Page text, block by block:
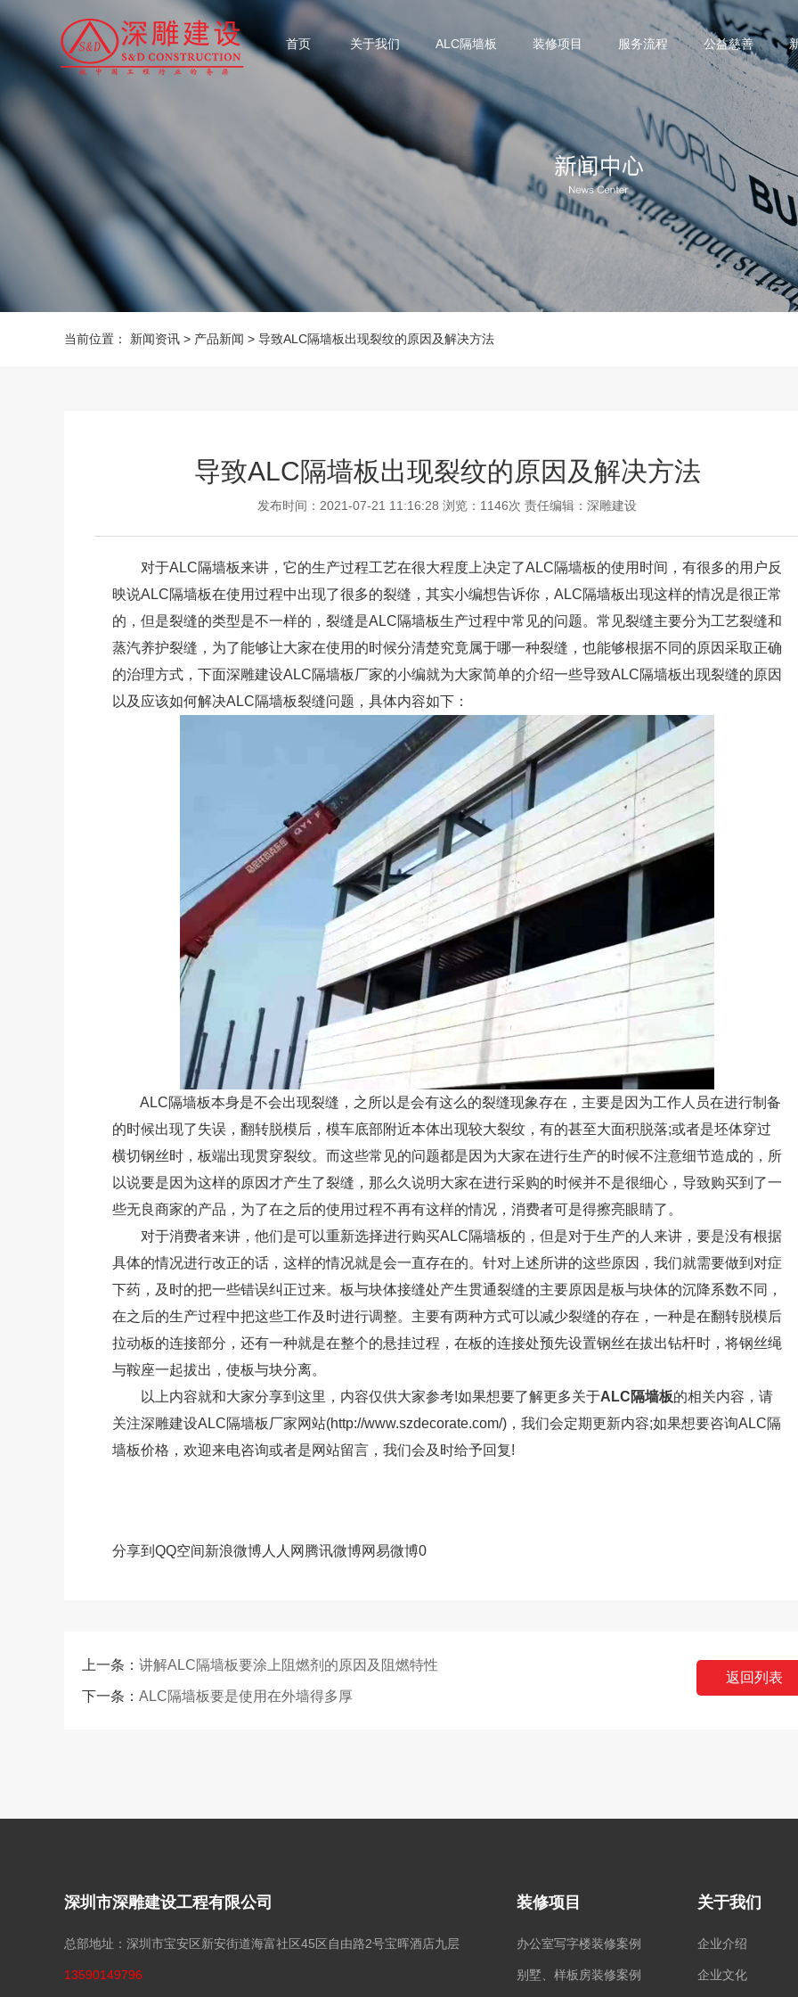
首页 关于我们 ALC隔墙板 装修项目 服务流程 公益慈善
当前位置： 新闻资讯 > 产品新闻 > 导致ALC隔墙板出现裂纹的原因及解决方法
导致ALC隔墙板出现裂纹的原因及解决方法
发布时间：2021-07-21 11:16:28 浏览：1146次 责任编辑： 深雕建设
对于ALC隔墙板来讲，它的生产过程工艺在很大程度上决定了ALC隔墙板的使用时间，有很多的用户反
映说ALC隔墙板在使用过程中出现了很多的裂缝，其实小编想告诉你，ALC隔墙板出现这样的情况是很正常
的，但是裂缝的类型是不一样的，裂缝是ALC隔墙板生产过程中常见的问题。常见裂缝主要分为工艺裂缝和
蒸汽养护裂缝，为了能够让大家在使用的时候分清楚究竟属于哪一种裂缝，也能够根据不同的原因采取正确
的治理方式，下面深雕建设ALC隔墙板厂家的小编就为大家简单的介绍一些导致ALC隔墙板出现裂缝的原因
以及应该如何解决ALC隔墙板裂缝问题，具体内容如下：
ALC隔墙板本身是不会出现裂缝，之所以是会有这么的裂缝现象存在，主要是因为工作人员在进行制备
的时候出现了失误，翻转脱模后，模车底部附近本体出现较大裂纹，有的甚至大面积脱落;或者是坯体穿过
横切钢丝时，板端出现贯穿裂纹。而这些常见的问题都是因为大家在进行生产的时候不注意细节造成的，所
以说要是因为这样的原因才产生了裂缝，那么久说明大家在进行采购的时候并不是很细心，导致购买到了一
些无良商家的产品，为了在之后的使用过程不再有这样的情况，消费者可是得擦亮眼睛了。
对于消费者来讲，他们是可以重新选择进行购买ALC隔墙板的，但是对于生产的人来讲，要是没有根据
具体的情况进行改正的话，这样的情况就是会一直存在的。针对上述所讲的这些原因，我们就需要做到对症
下药，及时的把一些错误纠正过来。板与块体接缝处产生贯通裂缝的主要原因是板与块体的沉降系数不同，
在之后的生产过程中把这些工作及时进行调整。主要有两种方式可以减少裂缝的存在，一种是在翻转脱模后
拉动板的连接部分，还有一种就是在整个的悬挂过程，在板的连接处预先设置钢丝在拔出钻杆时，将钢丝绳
与鞍座一起拔出，使板与块分离。
以上内容就和大家分享到这里，内容仅供大家参考!如果想要了解更多关于ALC隔墙板的相关内容，请
关注深雕建设ALC隔墙板厂家网站(http://www.szdecorate.com/)，我们会定期更新内容;如果想要咨询ALC隔
墙板价格，欢迎来电咨询或者是网站留言，我们会及时给予回复!
分享到 QQ空间新浪微博人人网 腾讯微博网易微博0
上一条： 讲解ALC隔墙板要涂上阻燃剂的原因及阻燃特性
下一条： ALC隔墙板要是使用在外墙得多厚
返回列表
深圳市深雕建设工程有限公司
总部地址：深圳市宝安区新安街道海富社区45区自由路2号宝晖酒店九层
13590149796
装修项目
办公室写字楼装修案例
别墅、样板房装修案例
关于我们
企业介绍
企业文化